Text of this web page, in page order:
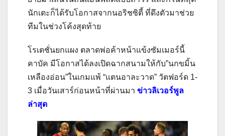
นักเตะก็ได้รับโอกาสจากนอริชซิตี้ ที่ดึงตัวมาช่วย
ทีมในช่วงโค้งสุดท้าย
โรเตชั่นยกแผง ตลาดพ่อค้าหน้าแข้งซัมเมอร์นี้
คาบัค มีโอกาสได้ลงเปิดฉากสนามให้กับ”นกขมิ้น
เหลืองอ่อน”ในเกมแพ้ “แตนอาละวาด” วัตฟอร์ด 1-
3 เมื่อวันเสาร์ก่อนหน้าที่ผ่านมา ข่าวลิเวอร์พูล
ล่าสุด